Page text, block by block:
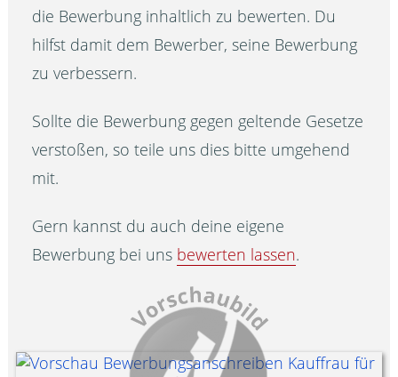
die Bewerbung inhaltlich zu bewerten. Du
hilfst damit dem Bewerber, seine Bewerbung
zu verbessern.
Sollte die Bewerbung gegen geltende Gesetze
verstoßen, so teile uns dies bitte umgehend
mit.
Gern kannst du auch deine eigene
Bewerbung bei uns bewerten lassen.